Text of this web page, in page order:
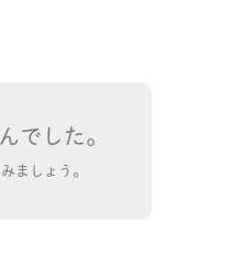
でした。
ましょう。